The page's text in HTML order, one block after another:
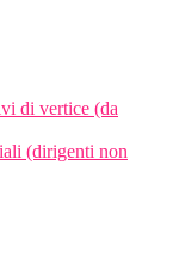
di vertice (da
(dirigenti non